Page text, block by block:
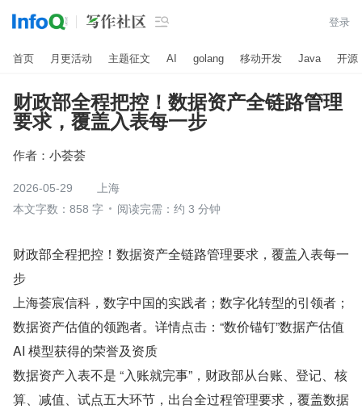
 登录
首页 月更活动 主题征文 AI golang 移动开发 Java 开源
财政部全程把控！数据资产全链路管理
要求，覆盖入表每一步
作者： 小荟荟
2026-05-29
上海
本文字数：858 字
阅读完需：约 3 分钟
财政部全程把控！数据资产全链路管理要求，覆盖入表每一
步
上海荟宸信科，数字中国的实践者；数字化转型的引领者；
数据资产估值的领跑者。详情点击：“数价锚钉”数据产估值
AI 模型获得的荣誉及资质
数据资产入表不是 “入账就完事”，财政部从台账、登记、核
算、减值、试点五大环节，出台全过程管理要求，覆盖数据